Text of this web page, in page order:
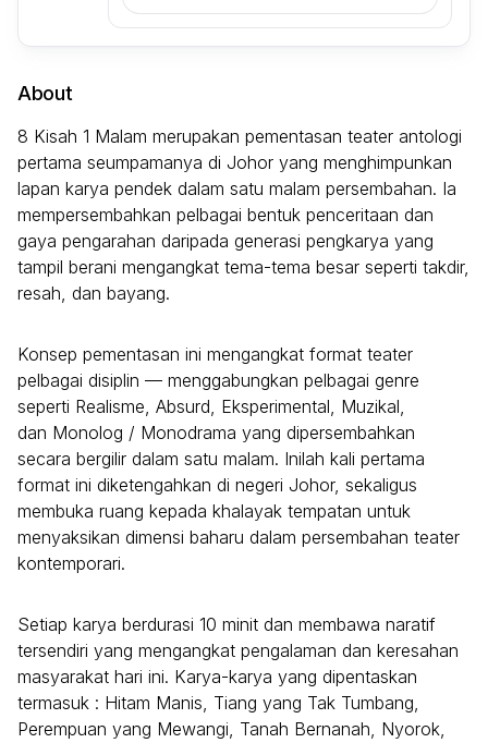
About
8 Kisah 1 Malam merupakan pementasan teater antologi
pertama seumpamanya di Johor yang menghimpunkan
lapan karya pendek dalam satu malam persembahan. Ia
mempersembahkan pelbagai bentuk penceritaan dan
gaya pengarahan daripada generasi pengkarya yang
tampil berani mengangkat tema-tema besar seperti takdir,
resah, dan bayang.
Konsep pementasan ini mengangkat format teater
pelbagai disiplin — menggabungkan pelbagai genre
seperti Realisme, Absurd, Eksperimental, Muzikal,
dan Monolog / Monodrama yang dipersembahkan
secara bergilir dalam satu malam. Inilah kali pertama
format ini diketengahkan di negeri Johor, sekaligus
membuka ruang kepada khalayak tempatan untuk
menyaksikan dimensi baharu dalam persembahan teater
kontemporari.
Setiap karya berdurasi 10 minit dan membawa naratif
tersendiri yang mengangkat pengalaman dan keresahan
masyarakat hari ini. Karya-karya yang dipentaskan
termasuk : Hitam Manis, Tiang yang Tak Tumbang,
Perempuan yang Mewangi, Tanah Bernanah, Nyorok,